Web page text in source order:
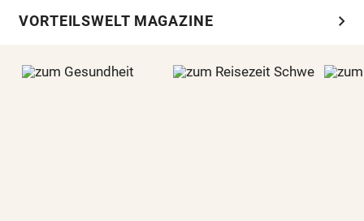
VORTEILSWELT MAGAZINE chevron_right